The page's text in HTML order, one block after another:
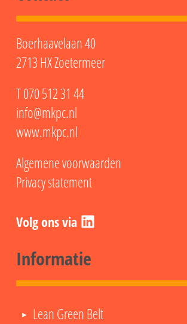
Boerhaavelaan 40
2713 HX Zoetermeer
T070 512 31 44
info@mkpc.nl
www.mkpc.nl
Algemene voorwaarden
Privacy statement
Informatie
Lean Green Belt